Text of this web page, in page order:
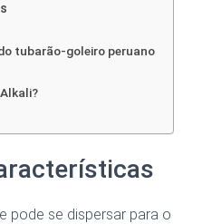
tubarão-goleiro peruano
pode se dispersar para o